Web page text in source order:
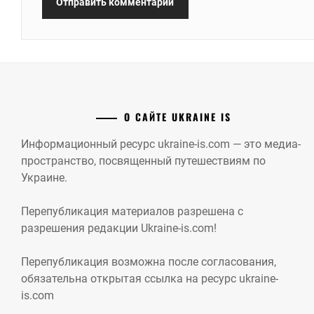
О САЙТЕ UKRAINE IS
Информационный ресурс ukraine-is.com — это медиа-
пространство, посвященный путешествиям по
Украине.
Перепубликация материалов разрешена с
разрешения редакции Ukraine-is.com!
Перепубликация возможна после согласования,
обязательна открытая ссылка на ресурс ukraine-
is.com